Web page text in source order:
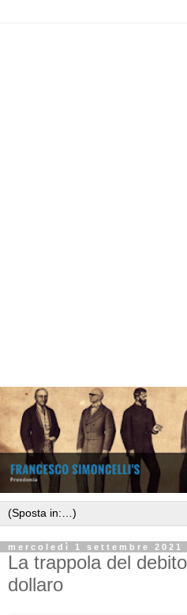
mercoledì 1 settembre 2021
La trappola del
dollaro